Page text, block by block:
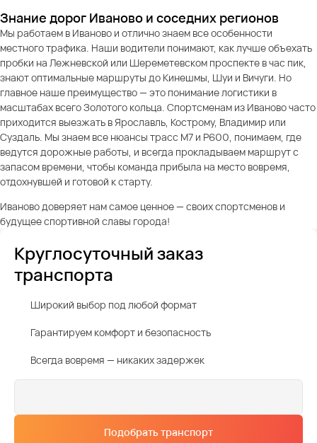
Знание дорог Иваново и соседних регионов
Мы работаем в Иваново и отлично знаем все особенности
местного трафика. Наши водители понимают, как лучше объехать
пробки на Лежневской или Шереметевском проспекте в час пик,
знают оптимальные маршруты до Кинешмы, Шуи и Вичуги. Но
главное наше преимущество — это понимание логистики в
масштабах всего Золотого кольца. Спортсменам из Иваново часто
приходится выезжать в Ярославль, Кострому, Владимир или
Суздаль. Мы знаем все нюансы трасс М7 и Р600, понимаем, где
ведутся дорожные работы, и всегда прокладываем маршрут с
запасом времени, чтобы команда прибыла на место вовремя,
отдохнувшей и готовой к старту.
Иваново доверяет нам самое ценное — своих спортсменов и
будущее спортивной славы города!
Круглосуточный заказ
транспорта
Широкий выбор под любой формат
Гарантируем комфорт и безопасность
Всегда вовремя — никаких задержек
Подобрать транспорт